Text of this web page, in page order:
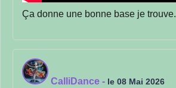
Ça donne une bonne base je trouve.
CalliDance - le 08 Mai 2026